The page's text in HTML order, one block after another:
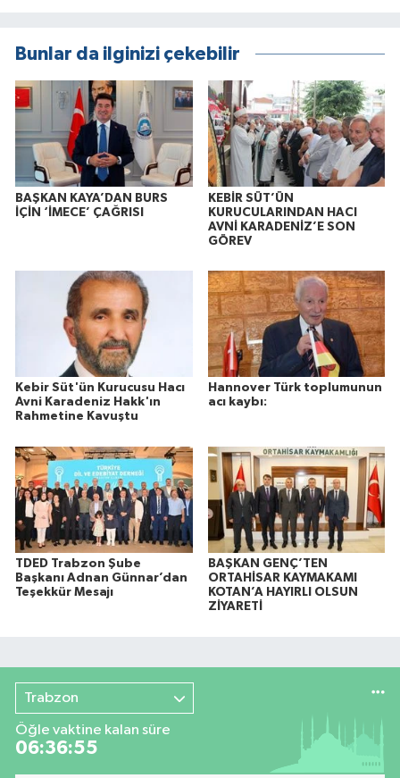
Bunlar da ilginizi çekebilir
BAŞKAN KAYA’DAN BURS
İÇİN ‘İMECE’ ÇAĞRISI
KEBİR SÜT’ÜN
KURUCULARINDAN HACI
AVNİ KARADENİZ’E SON
GÖREV
Kebir Süt'ün Kurucusu Hacı
Avni Karadeniz Hakk'ın
Rahmetine Kavuştu
Hannover Türk toplumunun
acı kaybı:
TDED Trabzon Şube
Başkanı Adnan Günnar’dan
Teşekkür Mesajı
BAŞKAN GENÇ’TEN
ORTAHİSAR KAYMAKAMI
KOTAN’A HAYIRLI OLSUN
ZİYARETİ
Trabzon
Öğle vaktine kalan süre
06:36:54